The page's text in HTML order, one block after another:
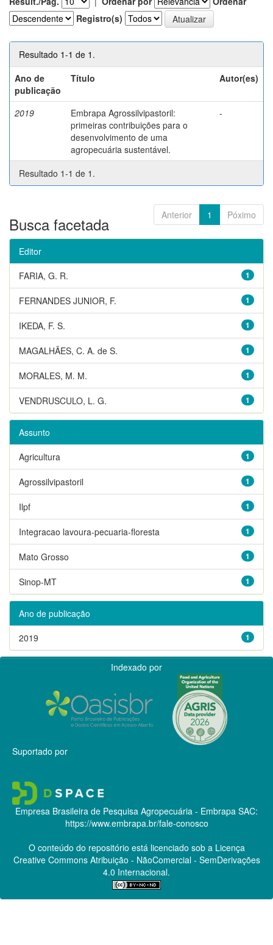
Registro(s)
Resultado 1-1 de 1.
Ano de
publicação
Título Autor(es)
2019
Embrapa Agrossilvipastoril:
primeiras contribuições para o
desenvolvimento de uma
agropecuária sustentável.
-
Resultado 1-1 de 1.
Anterior 1 Póximo
Busca facetada
Editor
1
FARIA, G. R.
1
FERNANDES JUNIOR, F.
1
IKEDA, F. S.
1
MAGALHÃES, C. A. de S.
1
MORALES, M. M.
1
VENDRUSCULO, L. G.
Assunto
1
Agricultura
1
Agrossilvipastoril
1
Ilpf
1
Integracao lavoura-pecuaria-floresta
1
Mato Grosso
1
Sinop-MT
Ano de publicação
1
2019
Indexado por
Suportado por
Empresa Brasileira de Pesquisa Agropecuária - Embrapa SAC:
https://www.embrapa.br/fale-conosco
O conteúdo do repositório está licenciado sob a Licença
Creative CommonsAtribuição - NãoComercial - SemDerivações
4.0 Internacional.